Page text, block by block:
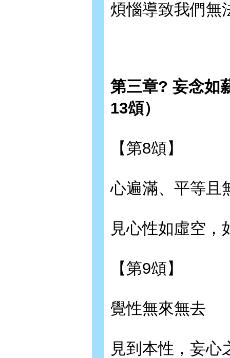
煩惱導致我們無
第三章? 妄念如
13頌）
【第8頌】
心遍滿、平等且
見心性如虛空，
【第9頌】
覺性無來無去
見到本性，妄心